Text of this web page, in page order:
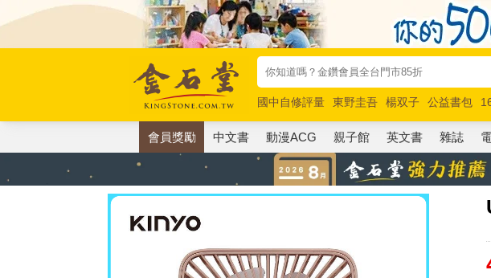
國中自修評量 東野圭吾 楊双子 公益書包
唯紅花綻放
奧德賽 路邊攤新作 馬斯克 玩
會員獎勵 中文書 動漫ACG 親子館 英文書 雜誌